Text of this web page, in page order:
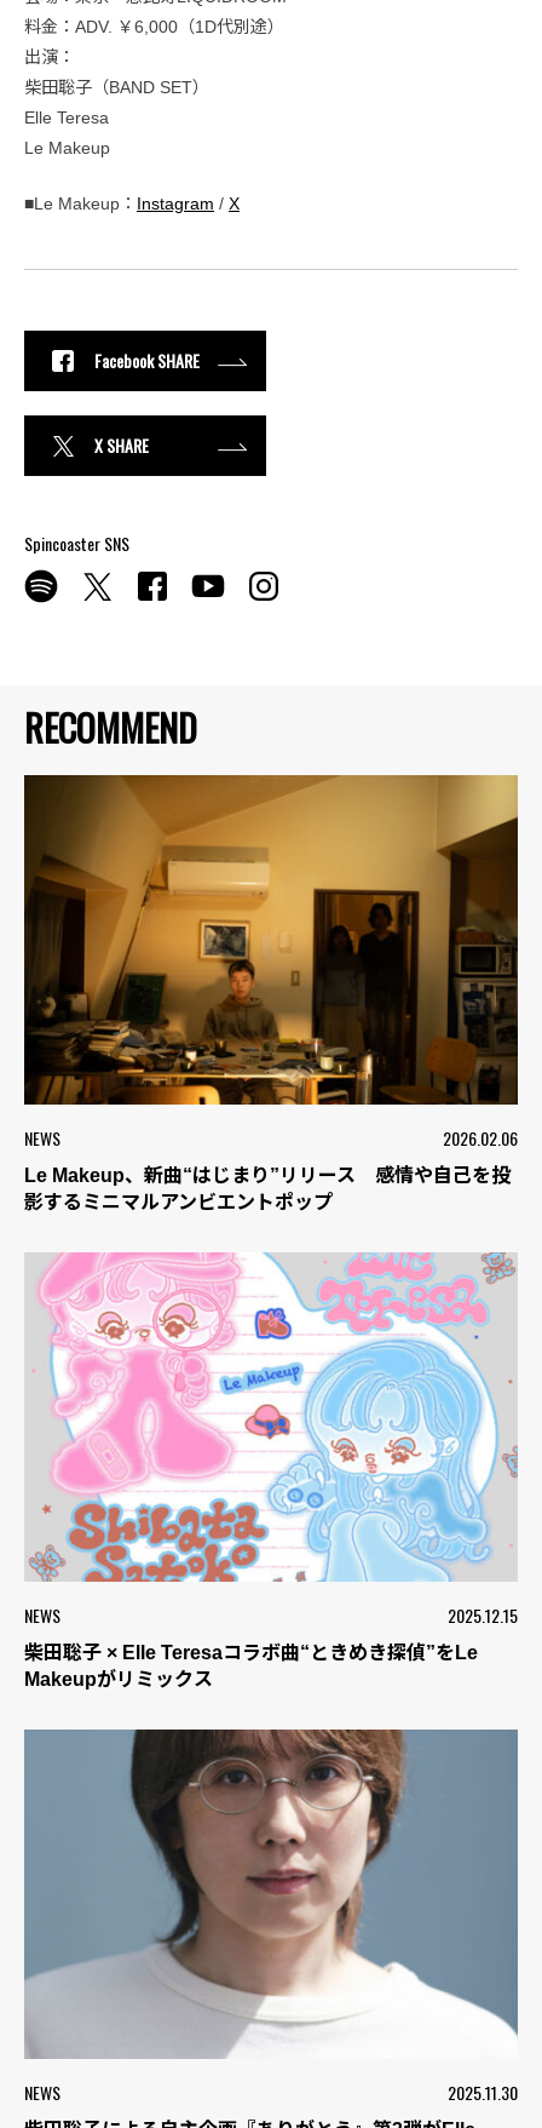
RECOMMEND
NEWS 2026.02.06
Le Makeup、新曲“はじまり”リリース 感情や自己を投
影するミニマルアンビエントポップ
NEWS 2025.12.15
柴田聡子 × Elle Teresaコラボ曲“ときめき探偵”をLe
Makeupがリミックス
NEWS 2025.11.30
料金：ADV. ￥6,000（1D代別途）
出演：
柴田聡子（BAND SET）
Elle Teresa
Le Makeup
■Le Makeup： Instagram / X
Facebook SHARE
X SHARE
Spincoaster SNS